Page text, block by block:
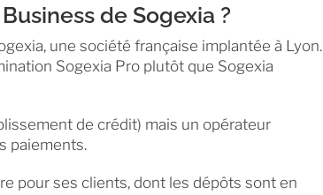
de Sogexia ?
une société française implantée à Lyon.
Sogexia Pro plutôt que Sogexia
de crédit) mais un opérateur
paiements.
pour ses clients, dont les dépôts sont en